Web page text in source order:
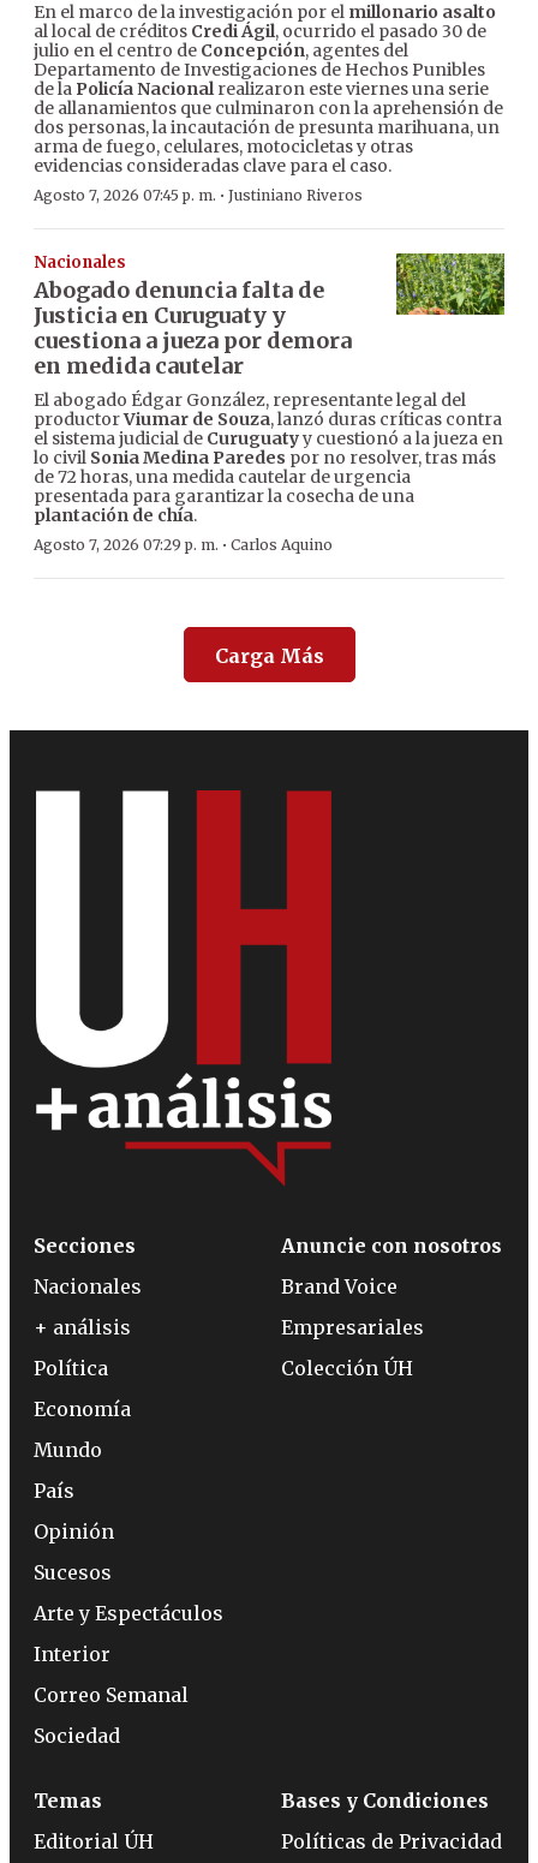
En el marco de la investigación por el millonario asalto
al local de créditos Credi Ágil, ocurrido el pasado 30 de
julio en el centro de Concepción, agentes del
Departamento de Investigaciones de Hechos Punibles
de la Policía Nacionalrealizaron este viernes una serie
de allanamientos que culminaron con la aprehensión de
dos personas, la incautación de presunta marihuana, un
arma de fuego, celulares, motocicletas y otras
evidencias consideradas clave para el caso.
Agosto 7, 2026 07:45 p. m. · Justiniano Riveros
Nacionales
Abogado denuncia falta de
Justicia en Curuguaty y
cuestiona a jueza por demora
en medida cautelar
El abogado Édgar González, representante legal del
productorViumar de Souza, lanzó duras críticas contra
el sistema judicial de Curuguatyy cuestionó a la jueza en
lo civil Sonia Medina Paredes por no resolver, tras más
de 72 horas, una medida cautelar de urgencia
presentada para garantizar la cosecha de una
plantación de chía.
Agosto 7, 2026 07:29 p. m. · Carlos Aquino
Carga Más
Secciones
Nacionales
+ análisis
Política
Economía
Mundo
País
Opinión
Sucesos
Arte y Espectáculos
Interior
Correo Semanal
Sociedad
Anuncie con nosotros
Brand Voice
Empresariales
Colección ÚH
Temas
Editorial ÚH
Bases y Condiciones
Políticas de Privacidad